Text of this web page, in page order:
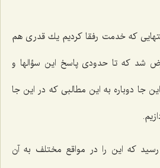
كه خدمت رفقا كردیم یك قدری هم
شد كه تا حدودی پاسخ این سؤالها و
جا دوباره به این مطالبی كه در این جا
كه این را در مواقع مختلف به آن